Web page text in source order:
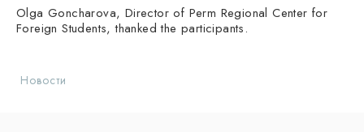
Olga Goncharova, Director of Perm Regional Center for
Foreign Students, thanked the participants.
Новости